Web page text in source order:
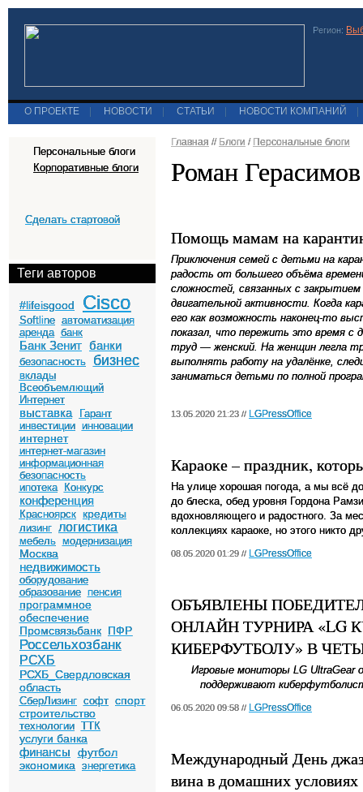
Регион:
О ПРОЕКТЕ НОВОСТИ СТАТЬИ НОВОСТИ КОМПАНИЙ
Персональные блоги
Корпоративные блоги
Сделать стартовой
Теги авторов
#lifeisgood Cisco
Softline автоматизация
аренда банк
Банк Зенит банки
безопасность бизнес
вклады
Всеобъемлющий
Интернет
выставка
Гарант
инвестиции инновации
интернет
интернет-магазин
информационная
безопасность
ипотека
Конкурс
конференция
Красноярск кредиты
лизинг логистика
мебель модернизация
Москва
недвижимость
оборудование
образование пенсия
программное
обеспечение
Промсвязьбанк ПФР
Россельхозбанк
РСХБ
РСХБ_Свердловская
область
СберЛизинг софт спорт
строительство
технологии ТТК
услуги банка
финансы
футбол
экономика
энергетика
Главная // Блоги / Персональные блоги
Роман
Помощь мамам на
Приключения семей с детьми на
радость от большего объёма
сложностей, связанных с
двигательной активности. Когда
его как возможность наконец-то
показал, что пережить это время
труд — женский. На женщин легла
выполнять работу на удалёнке,
заниматься детьми по полной
13.05.2020 21:23 // LGPressOffice
Караоке – праздник,
На улице хорошая погода, а мы всё
до блеска, обед уровня Гордона
вдохновляющего и радостного. За
коллекциях караоке, но этого никто
08.05.2020 01:29 // LGPressOffice
ОБЪЯВЛЕНЫ
ОНЛАЙН ТУРНИРА «LG
КИБЕРФУТБОЛУ» В
Игровые мониторы LG UltraGear
поддерживают
06.05.2020 09:58 // LGPressOffice
Международный День
вина в домашних условиях